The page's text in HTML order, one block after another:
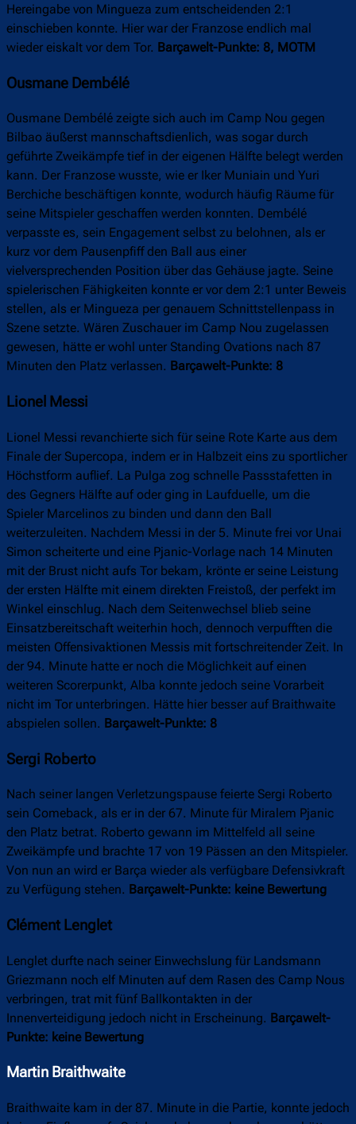
Hereingabe von Mingueza zum entscheidenden 2:1
einschieben konnte. Hier war der Franzose endlich mal
wieder eiskalt vor dem Tor. Barçawelt-Punkte: 8, MOTM
Ousmane Dembélé
Ousmane Dembélé zeigte sich auch im Camp Nou gegen
Bilbao äußerst mannschaftsdienlich, was sogar durch
geführte Zweikämpfe tief in der eigenen Hälfte belegt werden
kann. Der Franzose wusste, wie er Iker Muniain und Yuri
Berchiche beschäftigen konnte, wodurch häufig Räume für
seine Mitspieler geschaffen werden konnten. Dembélé
verpasste es, sein Engagement selbst zu belohnen, als er
kurz vor dem Pausenpfiff den Ball aus einer
vielversprechenden Position über das Gehäuse jagte. Seine
spielerischen Fähigkeiten konnte er vor dem 2:1 unter Beweis
stellen, als er Mingueza per genauem Schnittstellenpass in
Szene setzte. Wären Zuschauer im Camp Nou zugelassen
gewesen, hätte er wohl unter Standing Ovations nach 87
Minuten den Platz verlassen. Barçawelt-Punkte: 8
Lionel Messi
Lionel Messi revanchierte sich für seine Rote Karte aus dem
Finale der Supercopa, indem er in Halbzeit eins zu sportlicher
Höchstform auflief. La Pulga zog schnelle Passstafetten in
des Gegners Hälfte auf oder ging in Laufduelle, um die
Spieler Marcelinos zu binden und dann den Ball
weiterzuleiten. Nachdem Messi in der 5. Minute frei vor Unai
Simon scheiterte und eine Pjanic-Vorlage nach 14 Minuten
mit der Brust nicht aufs Tor bekam, krönte er seine Leistung
der ersten Hälfte mit einem direkten Freistoß, der perfekt im
Winkel einschlug. Nach dem Seitenwechsel blieb seine
Einsatzbereitschaft weiterhin hoch, dennoch verpufften die
meisten Offensivaktionen Messis mit fortschreitender Zeit. In
der 94. Minute hatte er noch die Möglichkeit auf einen
weiteren Scorerpunkt, Alba konnte jedoch seine Vorarbeit
nicht im Tor unterbringen. Hätte hier besser auf Braithwaite
abspielen sollen. Barçawelt-Punkte: 8
Sergi Roberto
Nach seiner langen Verletzungspause feierte Sergi Roberto
sein Comeback, als er in der 67. Minute für Miralem Pjanic
den Platz betrat. Roberto gewann im Mittelfeld all seine
Zweikämpfe und brachte 17 von 19 Pässen an den Mitspieler.
Von nun an wird er Barça wieder als verfügbare Defensivkraft
zu Verfügung stehen. Barçawelt-Punkte: keine Bewertung
Clément Lenglet
Lenglet durfte nach seiner Einwechslung für Landsmann
Griezmann noch elf Minuten auf dem Rasen des Camp Nous
verbringen, trat mit fünf Ballkontakten in der
Innenverteidigung jedoch nicht in Erscheinung. Barçawelt-
Punkte: keine Bewertung
Martin Braithwaite
Braithwaite kam in der 87. Minute in die Partie, konnte jedoch